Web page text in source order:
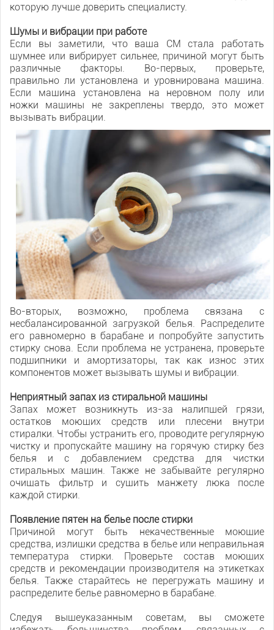
которую лучше доверить специалисту.
Шумы и вибрации при работе
Если вы заметили, что ваша СМ стала работать
шумнее или вибрирует сильнее, причиной могут быть
различные факторы. Во-первых, проверьте,
правильно ли установлена и уровнирована машина.
Если машина установлена на неровном полу или
ножки машины не закреплены твердо, это может
вызывать вибрации.
Во-вторых, возможно, проблема связана с
несбалансированной загрузкой белья. Распределите
его равномерно в барабане и попробуйте запустить
стирку снова. Если проблема не устранена, проверьте
подшипники и амортизаторы, так как износ этих
компонентов может вызывать шумы и вибрации.
Неприятный запах из стиральной машины
Запах может возникнуть из-за налипшей грязи,
остатков моющих средств или плесени внутри
стиралки. Чтобы устранить его, проводите регулярную
чистку и пропускайте машину на горячую стирку без
белья и с добавлением средства для чистки
стиральных машин. Также не забывайте регулярно
очищать фильтр и сушить манжету люка после
каждой стирки.
Появление пятен на белье после стирки
Причиной могут быть некачественные моющие
средства, излишки средства в белье или неправильная
температура стирки. Проверьте состав моющих
средств и рекомендации производителя на этикетках
белья. Также старайтесь не перегружать машину и
распределите белье равномерно в барабане.
Следуя вышеуказанным советам, вы сможете